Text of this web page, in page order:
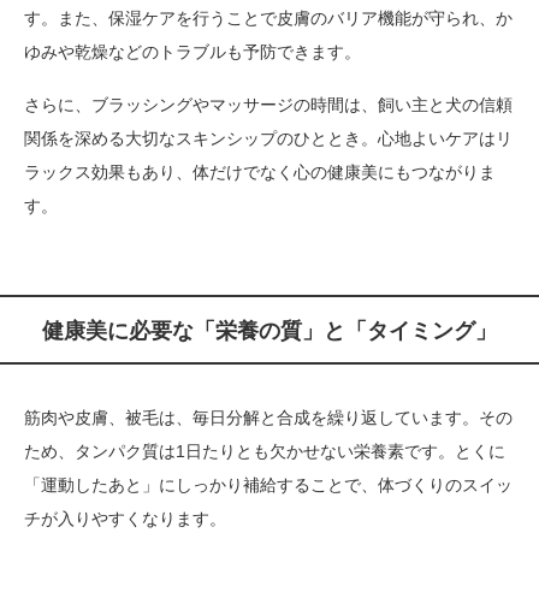
す。また、保湿ケアを行うことで皮膚のバリア機能が守られ、か
ゆみや乾燥などのトラブルも予防できます。
さらに、ブラッシングやマッサージの時間は、飼い主と犬の信頼
関係を深める大切なスキンシップのひととき。心地よいケアはリ
ラックス効果もあり、体だけでなく心の健康美にもつながりま
す。
健康美に必要な「栄養の質」と「タイミング」
筋肉や皮膚、被毛は、毎日分解と合成を繰り返しています。その
ため、タンパク質は1日たりとも欠かせない栄養素です。とくに
「運動したあと」にしっかり補給することで、体づくりのスイッ
チが入りやすくなります。